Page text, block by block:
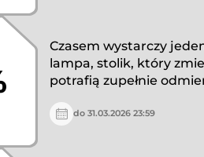
Czasem wystarczy
lampa, stolik, który
potrafią zupełnie
do 31.03.2026 23:59